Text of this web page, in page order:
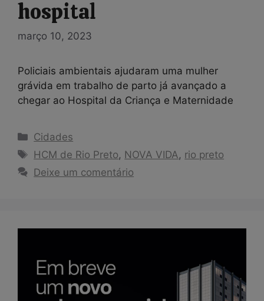
hospital
março 10, 2023
Policiais ambientais ajudaram uma mulher
grávida em trabalho de parto já avançado a
chegar ao Hospital da Criança e Maternidade
Categorias
Cidades
Tags
HCM de Rio Preto, NOVA VIDA, rio preto
Deixe um comentário